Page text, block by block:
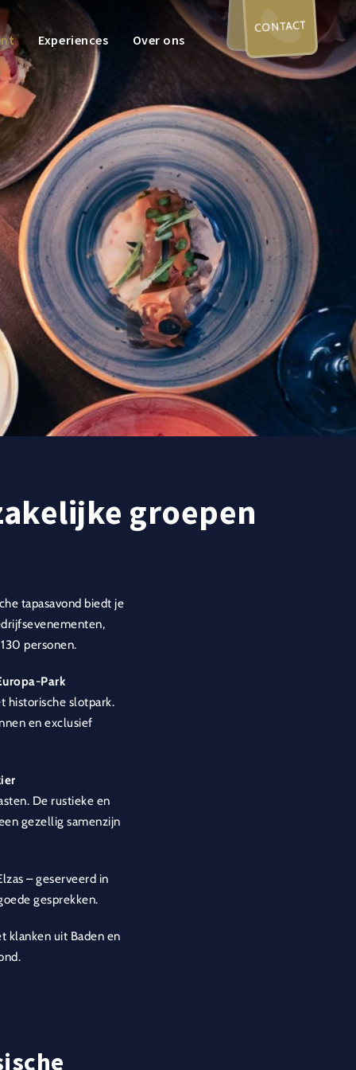
Experiences Over ons
CONTACT
groepen
tapasavond biedt je
personen.
Park
historische slotpark.
en exclusief
De rustieke en
gezellig samenzijn
– geserveerd in
gesprekken.
klanken uit Baden en